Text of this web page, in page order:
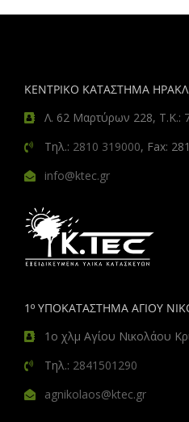
ΚΕΝΤΡΙΚΟ ΚΑΤΑΣΤΗΜΑ
Λ. 62 Μαρτύρων 228, Τ.Κ.:
Τηλ.: 2810 319000, Fax:
info@ktec.gr
1º ΥΠΟΚΑΤΑΣΤΗΜΑ ΑΓΙΟΥ
1ο χλμ Αγίου Νικολάου
Τηλ.: 2841501290
agnikolaos@ktec.gr